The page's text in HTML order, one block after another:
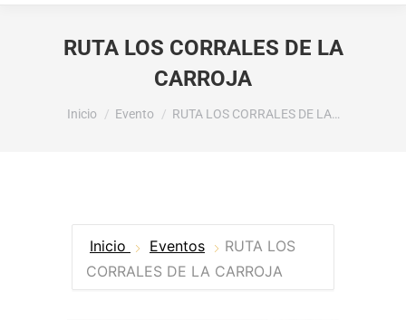
RUTA LOS CORRALES DE LA
CARROJA
Estás aquí:
Inicio Evento RUTA LOS CORRALES DE LA…
Inicio Eventos
RUTA LOS
CORRALES DE LA CARROJA